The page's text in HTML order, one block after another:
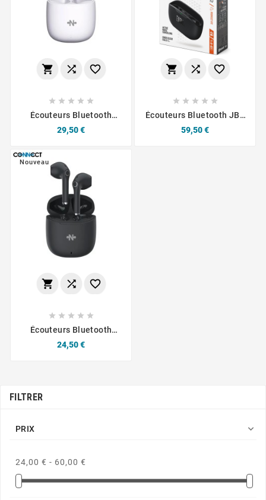
  
    
Écouteurs Bluetooth
5.3) USB-C Blanc
Prix
29,50 €
  
    
Écouteurs Bluetooth JBL
Prix
59,50 €
Nouveau
  
    
Écouteurs Bluetooth
5.3) USB-C Noir
Prix
24,50 €
FILTRER
PRIX 
24,00 € - 60,00 €